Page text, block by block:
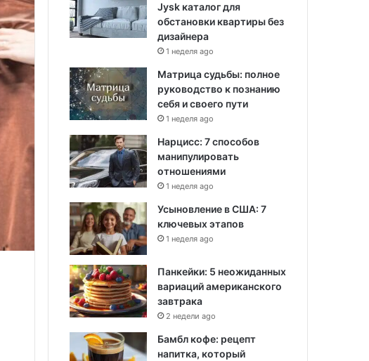
Jysk каталог для
обстановки квартиры без
дизайнера
1 неделя ago
Матрица судьбы: полное
руководство к познанию
себя и своего пути
1 неделя ago
Нарцисс: 7 способов
манипулировать
отношениями
1 неделя ago
Усыновление в США: 7
ключевых этапов
1 неделя ago
Панкейки: 5 неожиданных
вариаций американского
завтрака
2 недели ago
Бамбл кофе: рецепт
напитка, который